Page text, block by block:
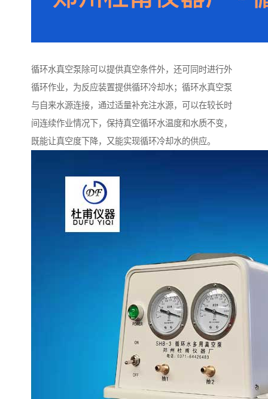
循环水真空泵除可以提供真空条件外，还可同时进行外
循环作业，为反应装置提供循环冷却水；循环水真空泵
与自来水源连接，通过适量补充注水源，可以在较长时
间连续作业情况下，保持真空循环水温度和水质不变，
既能让真空度下降，又能实现循环冷却水的供应。